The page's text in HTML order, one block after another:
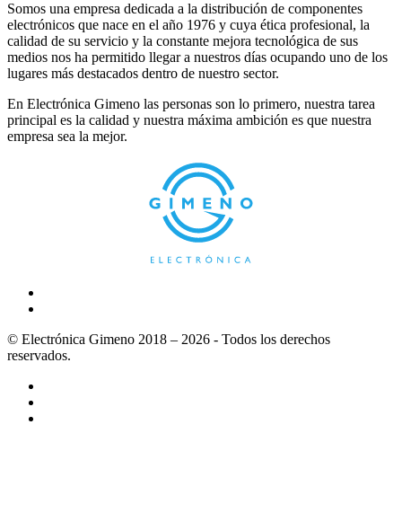
Somos una empresa dedicada a la distribución de componentes
electrónicos que nace en el año 1976 y cuya ética profesional, la
calidad de su servicio y la constante mejora tecnológica de sus
medios nos ha permitido llegar a nuestros días ocupando uno de los
lugares más destacados dentro de nuestro sector.
En Electrónica Gimeno las personas son lo primero, nuestra tarea
principal es la calidad y nuestra máxima ambición es que nuestra
empresa sea la mejor.
© Electrónica Gimeno 2018 – 2026 - Todos los derechos
reservados.